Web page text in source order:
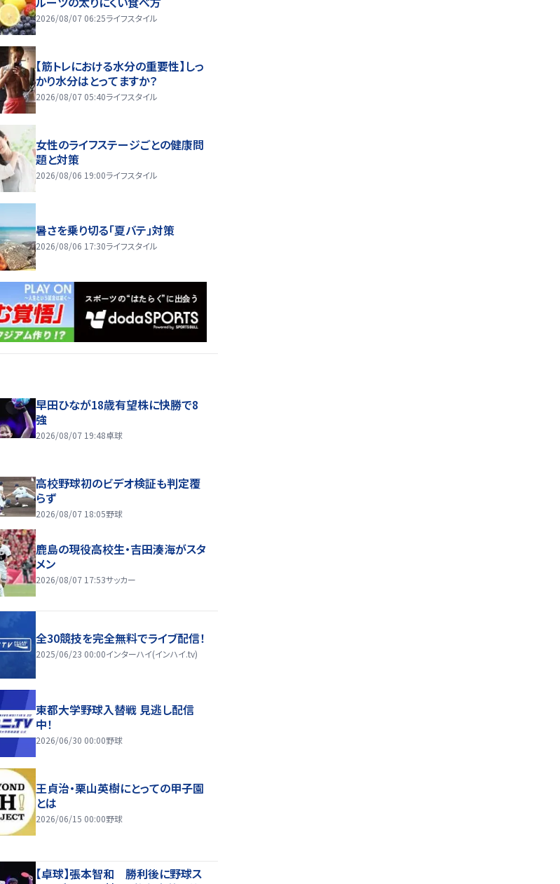
2026/08/07 06:25ライフスタイル
【筋トレにおける水分の重要性】しっ
かり水分はとってますか？
2026/08/07 05:40ライフスタイル
女性のライフステージごとの健康問
題と対策
2026/08/06 19:00ライフスタイル
暑さを乗り切る「夏バテ」対策
2026/08/06 17:30ライフスタイル
早田ひなが18歳有望株に快勝で8
強
2026/08/07 19:48卓球
高校野球初のビデオ検証も判定覆
らず
2026/08/07 18:05野球
鹿島の現役高校生・吉田湊海がスタ
メン
2026/08/07 17:53サッカー
全30競技を完全無料でライブ配信！
2025/06/23 00:00インターハイ(インハイ.tv)
東都大学野球入替戦 見逃し配信
中！
2026/06/30 00:00野球
王貞治・栗山英樹にとっての甲子園
とは
2026/06/15 00:00野球
【卓球】張本智和 勝利後に野球ス